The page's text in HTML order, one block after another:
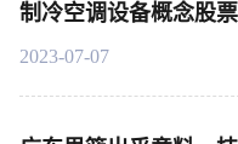
制冷空调设备概念股票
2023-07-07